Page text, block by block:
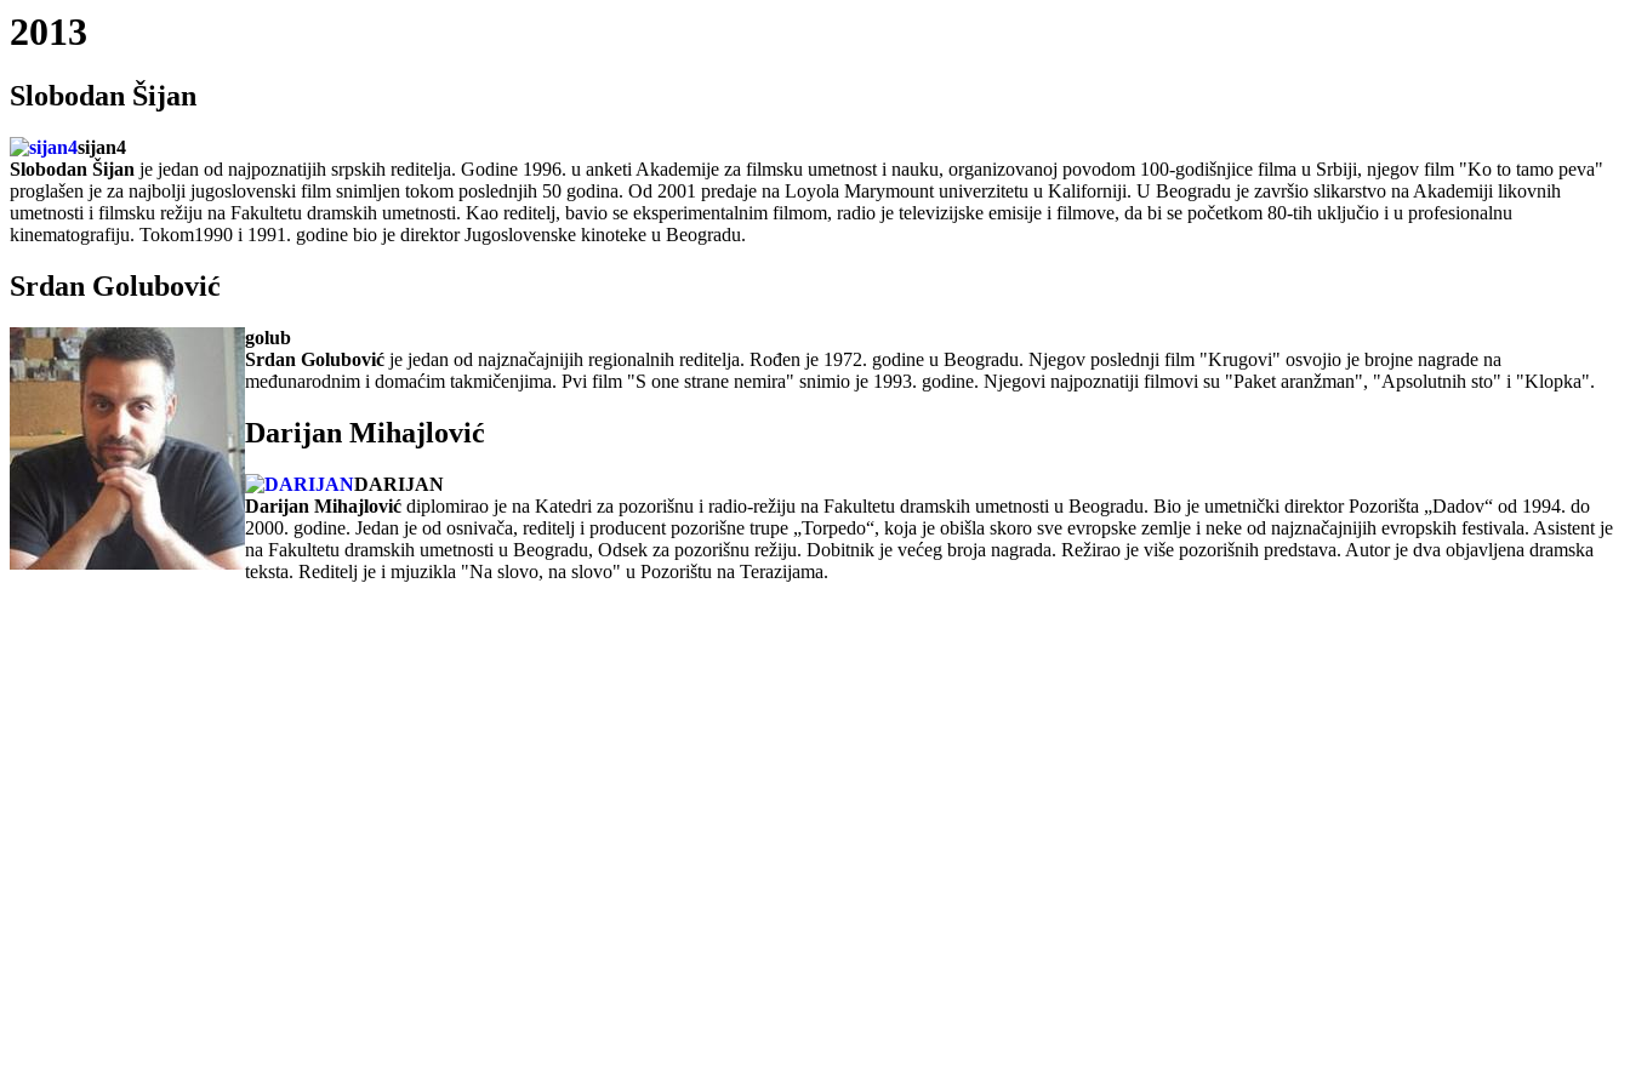
2013
Slobodan Šijan
sijan4
Slobodan Šijan je jedan od najpoznatijih srpskih reditelja. Godine 1996. u anketi Akademije za filmsku umetnost i nauku, organizovanoj povodom 100-godišnjice filma u Srbiji, njegov film "Ko to tamo peva"
proglašen je za najbolji jugoslovenski film snimljen tokom poslednjih 50 godina. Od 2001 predaje na Loyola Marymount univerzitetu u Kaliforniji. U Beogradu je završio slikarstvo na Akademiji likovnih
umetnosti i filmsku režiju na Fakultetu dramskih umetnosti. Kao reditelj, bavio se eksperimentalnim filmom, radio je televizijske emisije i filmove, da bi se početkom 80-tih uključio i u profesionalnu
kinematografiju. Tokom1990 i 1991. godine bio je direktor Jugoslovenske kinoteke u Beogradu.
Srdan Golubović
golub
Srdan Golubović je jedan od najznačajnijih regionalnih reditelja. Rođen je 1972. godine u Beogradu. Njegov poslednji film "Krugovi" osvojio je brojne nagrade na
međunarodnim i domaćim takmičenjima. Pvi film "S one strane nemira" snimio je 1993. godine. Njegovi najpoznatiji filmovi su "Paket aranžman", "Apsolutnih sto" i "Klopka".
Darijan Mihajlović
DARIJAN
Darijan Mihajlović diplomirao je na Katedri za pozorišnu i radio-režiju na Fakultetu dramskih umetnosti u Beogradu. Bio je umetnički direktor Pozorišta „Dadov“ od 1994. do
2000. godine. Jedan je od osnivača, reditelj i producent pozorišne trupe „Torpedo“, koja je obišla skoro sve evropske zemlje i neke od najznačajnijih evropskih festivala. Asistent je
na Fakultetu dramskih umetnosti u Beogradu, Odsek za pozorišnu režiju. Dobitnik je većeg broja nagrada. Režirao je više pozorišnih predstava. Autor je dva objavljena dramska
teksta. Reditelj je i mjuzikla "Na slovo, na slovo" u Pozorištu na Terazijama.